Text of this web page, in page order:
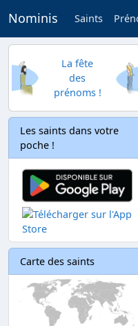
Nominis Saints
La fête
des
prénoms !
Les saints dans votre
poche !
Carte des saints